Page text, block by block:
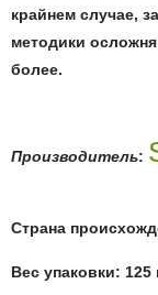
крайнем случае,
методики
более.
Производитель:
Страна
Вес упаковки: 125